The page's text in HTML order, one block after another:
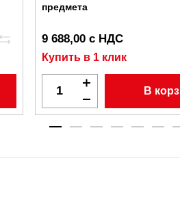
предмета
9 688,00 с НДС
Купить в 1 клик
В